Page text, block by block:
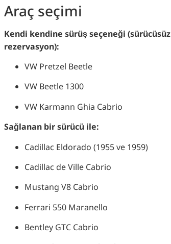
Araç seçimi
Kendi kendine sürüş seçeneği (sürücüsüz
rezervasyon):
VW Pretzel Beetle
VW Beetle 1300
VW Karmann Ghia Cabrio
Sağlanan bir sürücü ile:
Cadillac Eldorado (1955 ve 1959)
Cadillac de Ville Cabrio
Mustang V8 Cabrio
Ferrari 550 Maranello
Bentley GTC Cabrio